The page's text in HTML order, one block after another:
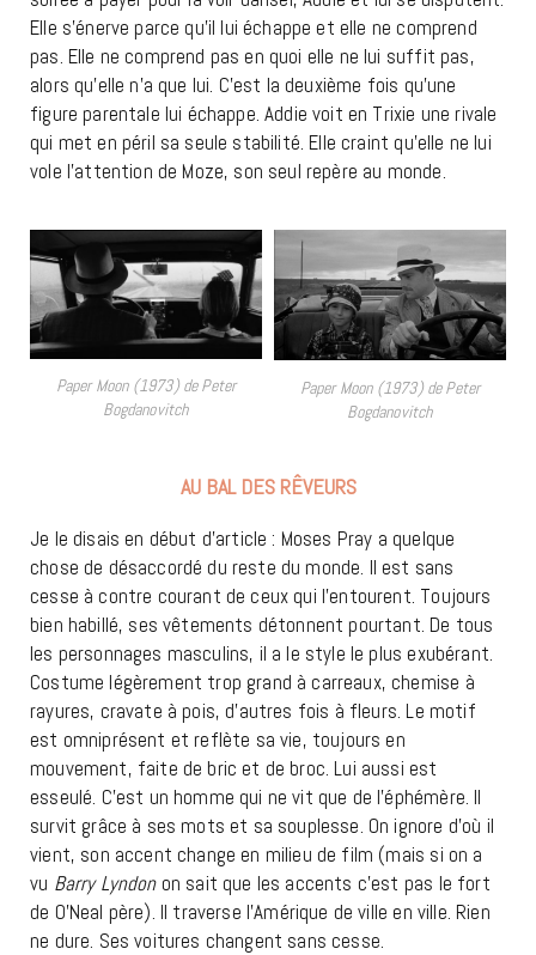
Elle s’énerve parce qu’il lui échappe et elle ne comprend
pas. Elle ne comprend pas en quoi elle ne lui suffit pas,
alors qu’elle n’a que lui. C’est la deuxième fois qu’une
figure parentale lui échappe. Addie voit en Trixie une rivale
qui met en péril sa seule stabilité. Elle craint qu’elle ne lui
vole l’attention de Moze, son seul repère au monde.
Paper Moon (1973) de Peter
Bogdanovitch
Paper Moon (1973) de Peter
Bogdanovitch
AU BAL DES RÊVEURS
Je le disais en début d’article : Moses Pray a quelque
chose de désaccordé du reste du monde. Il est sans
cesse à contre courant de ceux qui l’entourent. Toujours
bien habillé, ses vêtements détonnent pourtant. De tous
les personnages masculins, il a le style le plus exubérant.
Costume légèrement trop grand à carreaux, chemise à
rayures, cravate à pois, d’autres fois à fleurs. Le motif
est omniprésent et reflète sa vie, toujours en
mouvement, faite de bric et de broc. Lui aussi est
esseulé. C’est un homme qui ne vit que de l’éphémère. Il
survit grâce à ses mots et sa souplesse. On ignore d’où il
vient, son accent change en milieu de film (mais si on a
vu Barry Lyndonon sait que les accents c’est pas le fort
de O’Neal père). Il traverse l’Amérique de ville en ville. Rien
ne dure. Ses voitures changent sans cesse.